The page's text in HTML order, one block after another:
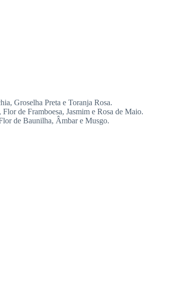
Groselha Preta e Toranja Rosa.
de Framboesa, Jasmim e Rosa de Maio.
de Baunilha, Âmbar e Musgo.